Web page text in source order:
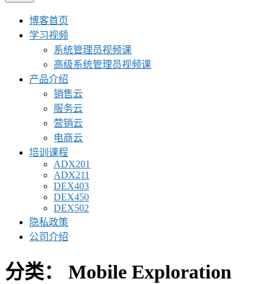
博客首页
学习视频
系统管理员视频课
高级系统管理员视频课
产品介绍
销售云
服务云
营销云
电商云
培训课程
ADX201
ADX211
DEX403
DEX450
DEX502
隐私政策
公司介绍
分类： Mobile Exploration